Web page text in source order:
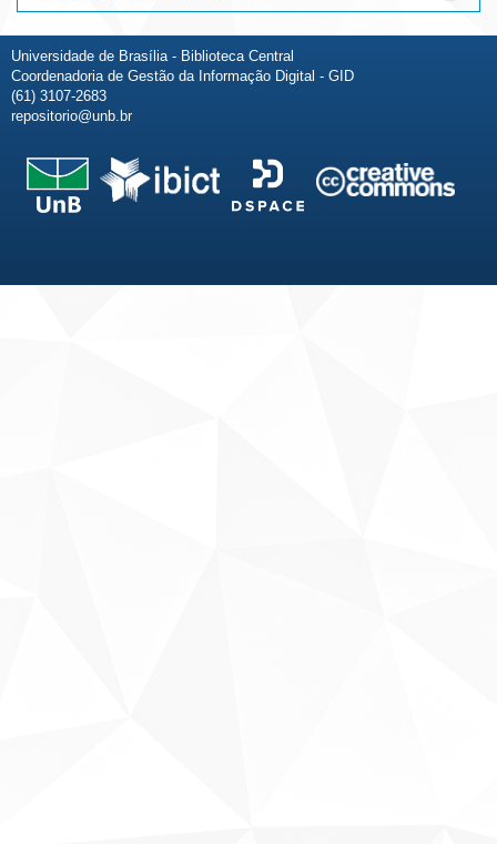
Universidade de Brasília - Biblioteca Central
Coordenadoria de Gestão da Informação Digital - GID
(61) 3107-2683
repositorio@unb.br